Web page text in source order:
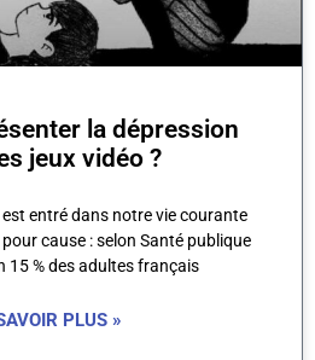
la dépression
jeux vidéo ?
entré dans notre vie courante
cause : selon Santé publique
15 % des adultes français
PLUS »